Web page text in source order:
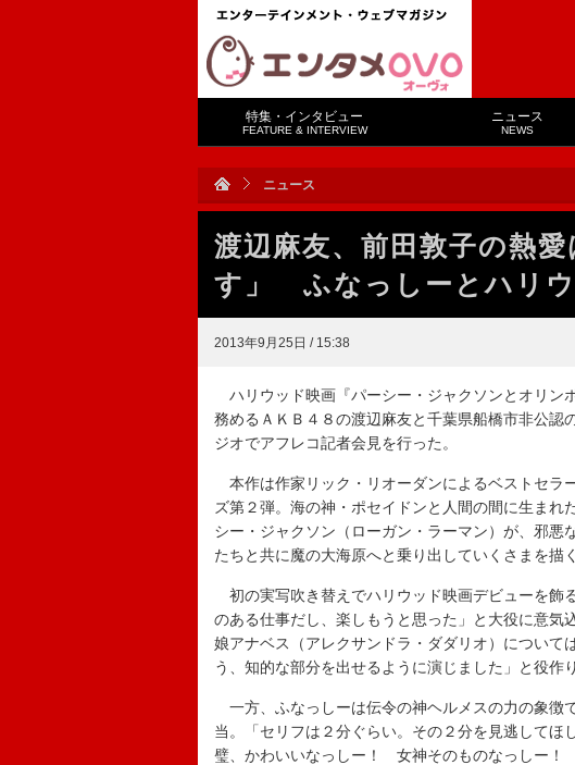
特集・インタビュー
FEATURE & INTERVIEW
ニュース
NEWS
ニュース
渡辺麻友、前田敦子の熱
す」 ふなっしーとハリ
2013年9月25日 / 15:38
ハリウッド映画『パーシー・ジャクソンとオリン
務めるＡＫＢ４８の渡辺麻友と千葉県船橋市非公認
ジオでアフレコ記者会見を行った。
本作は作家リック・リオーダンによるベストセラ
ズ第２弾。海の神・ポセイドンと人間の間に生まれ
シー・ジャクソン（ローガン・ラーマン）が、邪悪
たちと共に魔の大海原へと乗り出していくさまを描く
初の実写吹き替えでハリウッド映画デビューを飾
のある仕事だし、楽しもうと思った」と大役に意気
娘アナベス（アレクサンドラ・ダダリオ）について
う、知的な部分を出せるように演じました」と役作
一方、ふなっしーは伝令の神ヘルメスの力の象徴
当。「セリフは２分ぐらい。その２分を見逃して
璧、かわいいなっしー！ 女神そのものなっしー